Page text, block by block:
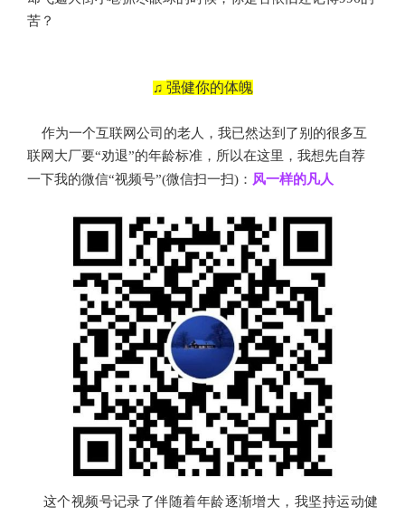
苦？
♫ 强健你的体魄
作为一个互联网公司的老人，我已然达到了别的很多互
联网大厂要“劝退”的年龄标准，所以在这里，我想先自荐
一下我的微信“视频号”(微信扫一扫)： 风一样的凡人
这个视频号记录了伴随着年龄逐渐增大，我坚持运动健